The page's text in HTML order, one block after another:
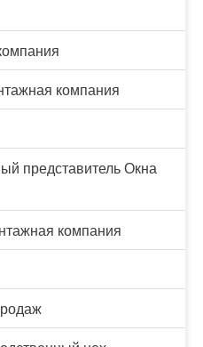
компания
представитель Окна
компания